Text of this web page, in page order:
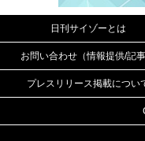
日刊サイゾーとは
お問い合わせ（情報提供/記事
プレスリリース掲載につい